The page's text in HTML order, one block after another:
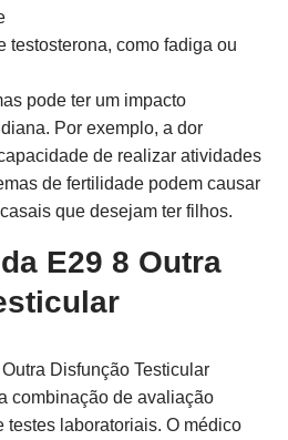
testosterona, como fadiga ou
pode ter um impacto
Por exemplo, a dor
de realizar atividades
de fertilidade podem causar
que desejam ter filhos.
E29 8 Outra
Disfunção Testicular
combinação de avaliação
testes laboratoriais. O médico